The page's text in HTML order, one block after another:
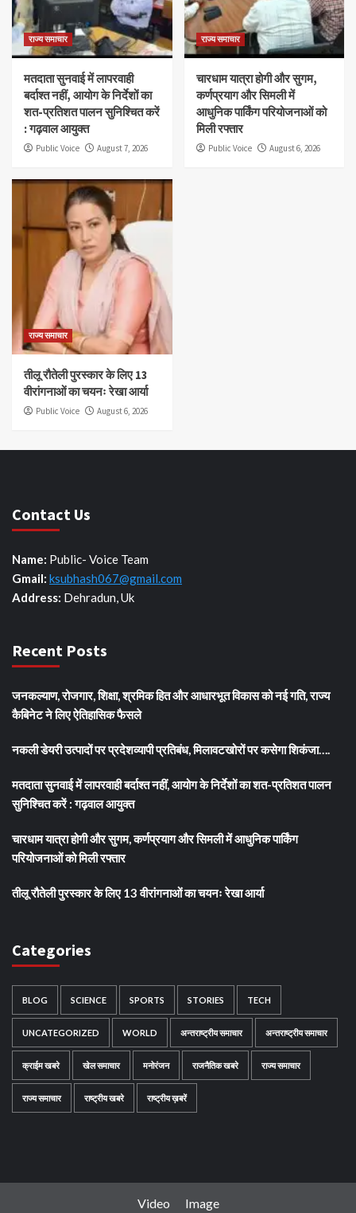
राज्य समाचार
मतदाता सुनवाई में लापरवाही
बर्दाश्त नहीं, आयोग के निर्देशों का
शत-प्रतिशत पालन सुनिश्चित करें
: गढ़वाल आयुक्त
Public Voice August 7, 2026
राज्य समाचार
चारधाम यात्रा होगी और सुगम,
कर्णप्रयाग और सिमली में
आधुनिक पार्किंग परियोजनाओं को
मिली रफ्तार
Public Voice August 6, 2026
राज्य समाचार
तीलू रौतेली पुरस्कार के लिए 13
वीरांगनाओं का चयनः रेखा आर्या
Public Voice August 6, 2026
Contact Us
Name: Public- Voice Team
Gmail: ksubhash067@gmail.com
Address: Dehradun, Uk
Recent Posts
जनकल्याण, रोजगार, शिक्षा, श्रमिक हित और आधारभूत विकास को नई गति, राज्य
कैबिनेट ने लिए ऐतिहासिक फैसले
नकली डेयरी उत्पादों पर प्रदेशव्यापी प्रतिबंध, मिलावटखोरों पर कसेगा शिकंजा….
मतदाता सुनवाई में लापरवाही बर्दाश्त नहीं, आयोग के निर्देशों का शत-प्रतिशत पालन
सुनिश्चित करें : गढ़वाल आयुक्त
चारधाम यात्रा होगी और सुगम, कर्णप्रयाग और सिमली में आधुनिक पार्किंग
परियोजनाओं को मिली रफ्तार
तीलू रौतेली पुरस्कार के लिए 13 वीरांगनाओं का चयनः रेखा आर्या
Categories
BLOG SCIENCE SPORTS STORIES TECH
UNCATEGORIZED WORLD अन्तराष्ट्रीय समाचार अन्तराष्ट्रीय समाचार
क्राईम खबरे खेल समाचार मनोरंजन राजनैतिक खबरे राज्य समाचार
राज्य समाचार राष्ट्रीय खबरे राष्ट्रीय ख़बरें
Video Image